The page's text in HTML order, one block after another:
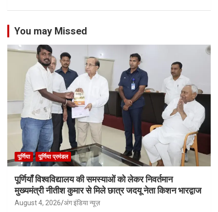
You may Missed
पूर्णिया पूर्णिया प्रमंडल
पूर्णियाँ विश्वविद्यालय की समस्याओं को लेकर निवर्तमान
मुख्यमंत्री नीतीश कुमार से मिले छात्र जदयू नेता किशन भारद्वाज
August 4, 2026 अंग इंडिया न्यूज़